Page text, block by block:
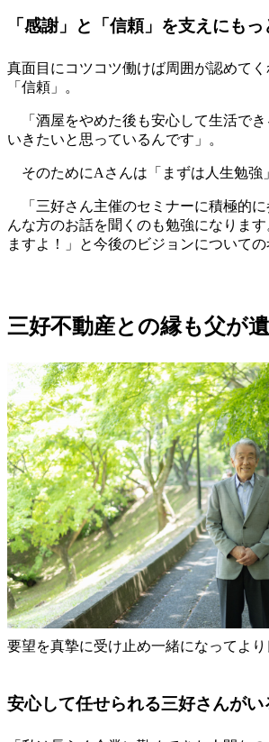
「感謝」と「信頼」を支えにも
真面目にコツコツ働けば周囲が認めて
「信頼」。
「酒屋をやめた後も安心して生活で
いきたいと思っているんです」。
そのためにAさんは「まずは人生勉強
「三好さん主催のセミナーに積極的に
んな方のお話を聞くのも勉強になりま
ますよ！」と今後のビジョンについて
三好不動産との縁も父が
要望を真摯に受け止め一緒になってよ
安心して任せられる三好さんが